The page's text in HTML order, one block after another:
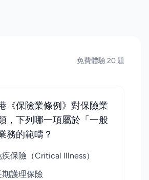
免費體驗 20 題
《保險業條例》對保險業
，下列哪一項屬於「一般
務的範疇？
疾保險（Critical Illness）
期護理保險